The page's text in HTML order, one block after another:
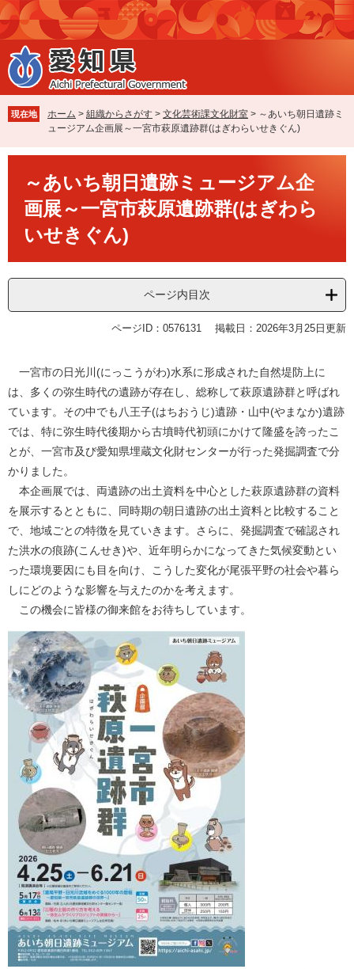
ペ
ー
ジ
の
先
で
す
メ
ニ
ュ
ー
を
ば
し
本
現在地 ホーム > 組織からさがす > 文化芸術課文化財室 > ～あいち朝日遺跡ミ
ュージアム企画展～一宮市萩原遺跡群(はぎわらいせきぐん)
～あいち朝日遺跡ミュージアム企
画展～一宮市萩原遺跡群(はぎわら
いせきぐん)
ページ内目次
ページID：0576131 掲載日：2026年3月25日更新
一宮市の日光川(にっこうがわ)水系に形成された自然堤防上に
は、多くの弥生時代の遺跡が存在し、総称して萩原遺跡群と呼ばれ
ています。その中でも八王子(はちおうじ)遺跡・山中(やまなか)遺跡
では、特に弥生時代後期から古墳時代初頭にかけて隆盛を誇ったこ
とが、一宮市及び愛知県埋蔵文化財センターが行った発掘調査で分
かりました。
本企画展では、両遺跡の出土資料を中心とした萩原遺跡群の資料
を展示するとともに、同時期の朝日遺跡の出土資料と比較すること
で、地域ごとの特徴を見ていきます。さらに、発掘調査で確認され
た洪水の痕跡(こんせき)や、近年明らかになってきた気候変動とい
った環境要因にも目を向け、こうした変化が尾張平野の社会や暮ら
しにどのような影響を与えたのかを考えます。
この機会に皆様の御来館をお待ちしています。